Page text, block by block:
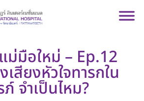
มือใหม่ – Ep.12
เสียงหัวใจทารกใน
จำเป็นไหม?